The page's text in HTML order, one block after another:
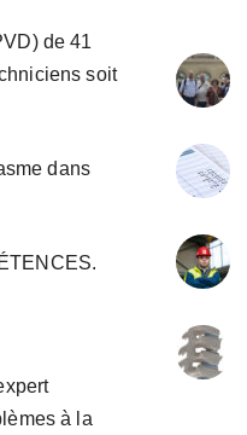
de 41
soit
dans
à la